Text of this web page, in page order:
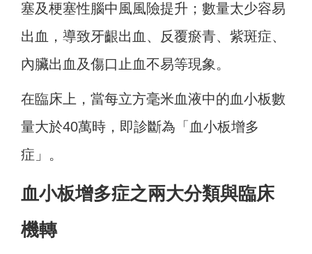
塞及梗塞性腦中風風險提升；數量太少容易
出血，導致牙齦出血、反覆瘀青、紫斑症、
內臟出血及傷口止血不易等現象。
在臨床上，當每立方毫米血液中的血小板數
量大於40萬時，即診斷為「血小板增多
症」。
血小板增多症之兩大分類與臨床
機轉